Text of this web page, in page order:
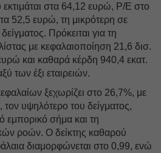
στα 64,12 ευρώ, P/E στο
52,5 ευρώ, τη μικρότερη σε
Πρόκειται για τη
με κεφαλαιοποίηση 21,6 δισ.
και καθαρά κέρδη 940,4 εκατ.
των έξι εταιρειών.
ξεχωρίζει στο 26,7%, με
τον υψηλότερο του δείγματος,
εμπορικό σήμα και τη
ροών. Ο δείκτης καθαρού
διαμορφώνεται στο 0,99, ενώ